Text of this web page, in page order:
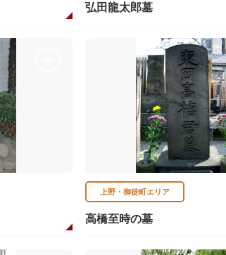
弘田龍太郎墓
上野・御徒町エリア
高橋至時の墓